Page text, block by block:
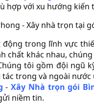
hợp với xu hướng
động trong lĩnh vực
chất khác nhau,
tôi gồm đội ngũ
tác trong và ngoài
-Xây Nhà trọn gói
niềm tin.